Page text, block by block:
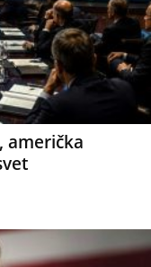
američka